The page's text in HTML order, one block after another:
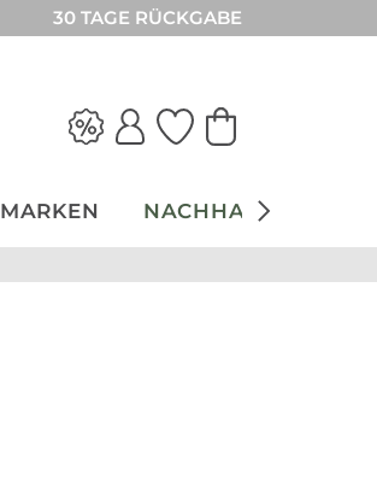
30 TAGE RÜCKGABE
MARKEN NACHHALTIGKEIT